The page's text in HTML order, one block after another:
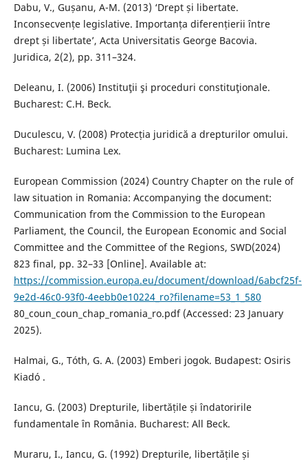
Dabu, V., Gușanu, A-M. (2013) ‘Drept și libertate.
Inconsecvențe legislative. Importanța diferențierii între
drept și libertate’, Acta Universitatis George Bacovia.
Juridica, 2(2), pp. 311–324.
Deleanu, I. (2006) Instituţii şi proceduri constituţionale.
Bucharest: C.H. Beck.
Duculescu, V. (2008) Protecția juridică a drepturilor omului.
Bucharest: Lumina Lex.
European Commission (2024) Country Chapter on the rule of
law situation in Romania: Accompanying the document:
Communication from the Commission to the European
Parliament, the Council, the European Economic and Social
Committee and the Committee of the Regions, SWD(2024)
823 final, pp. 32–33 [Online]. Available at:
https://commission.europa.eu/document/download/6abcf25f-
9e2d-46c0-93f0-4eebb0e10224_ro?filename=53_1_580
80_coun_coun_chap_romania_ro.pdf (Accessed: 23 January
2025).
Halmai, G., Tóth, G. A. (2003) Emberi jogok. Budapest: Osiris
Kiadó .
Iancu, G. (2003) Drepturile, libertățile și îndatoririle
fundamentale în România. Bucharest: All Beck.
Muraru, I., Iancu, G. (1992) Drepturile, libertățile și